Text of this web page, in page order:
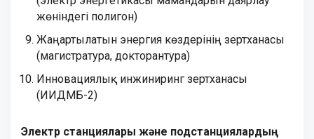
жөніндегі полигон)
Жаңартылатын энергия көздерінің зертханасы
(магистратура, докторантура)
Инновациялық инжиниринг зертханасы
(ИИДМБ-2)
Электр станциялары және подстанциялардың